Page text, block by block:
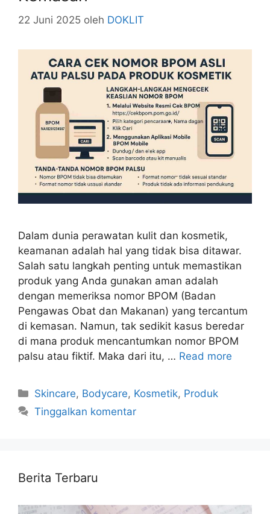
22 Juni 2025 oleh DOKLIT
Dalam dunia perawatan kulit dan kosmetik,
keamanan adalah hal yang tidak bisa ditawar.
Salah satu langkah penting untuk memastikan
produk yang Anda gunakan aman adalah
dengan memeriksa nomor BPOM (Badan
Pengawas Obat dan Makanan) yang tercantum
di kemasan. Namun, tak sedikit kasus beredar
di mana produk mencantumkan nomor BPOM
palsu atau fiktif. Maka dari itu, … Read more
Kategori
Skincare, Bodycare, Kosmetik, Produk
Tinggalkan komentar
Berita Terbaru